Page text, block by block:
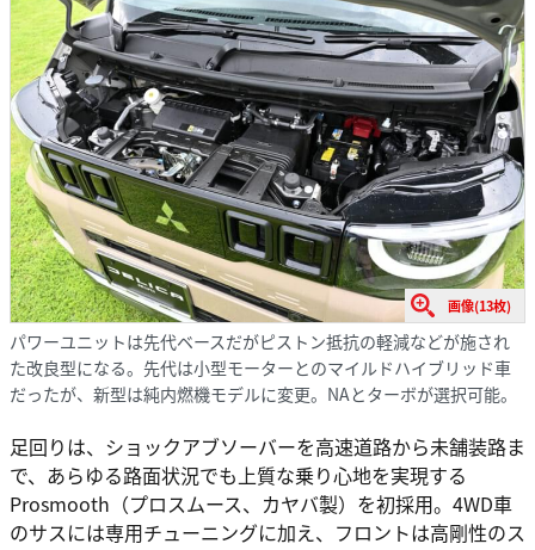
画像(13枚)
パワーユニットは先代ベースだがピストン抵抗の軽減などが施され
た改良型になる。先代は小型モーターとのマイルドハイブリッド車
だったが、新型は純内燃機モデルに変更。NAとターボが選択可能。
足回りは、ショックアブソーバーを高速道路から未舗装路ま
で、あらゆる路面状況でも上質な乗り心地を実現する
Prosmooth（プロスムース、カヤバ製）を初採用。4WD車
のサスには専用チューニングに加え、フロントは高剛性のス